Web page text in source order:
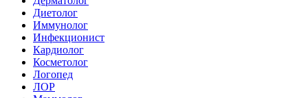
Диетолог
Иммунолог
Инфекционист
Кардиолог
Косметолог
Логопед
ЛОР